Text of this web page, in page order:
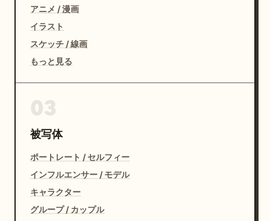
アニメ / 漫画
イラスト
スケッチ / 線画
もっと見る
被写体
ポートレート / セルフィー
インフルエンサー / モデル
キャラクター
グループ / カップル